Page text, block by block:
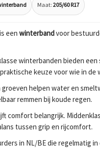
Maat: 205/60 R17
een winterbandvoor
winterbanden bieden een
keuze voor wie in
groeven helpen water en
remmen bij koude regen.
comfort belangrijk.
tussen grip en rijcomfort.
in NL/BE die regelmatig